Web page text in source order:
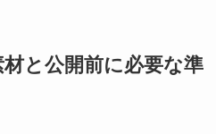
と公開前に必要な準